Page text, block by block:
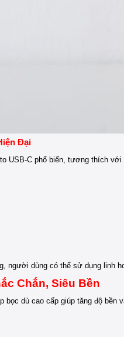
Đại
USB-C phổ biến, tương thích
người dùng có thể sử dụng linh
Chắn, Siêu Bền
bọc dù cao cấp giúp tăng độ bền